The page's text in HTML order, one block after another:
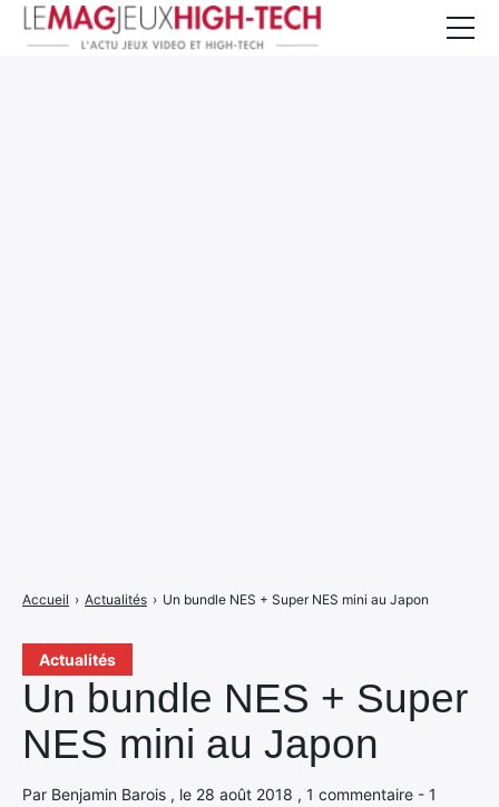
Actualités
Un bundle NES + Super
NES mini au Japon
Par Benjamin Barois , le 28 août 2018 , 1 commentaire - 1
Accueil › Actualités › Un bundle NES + Super NES mini au Japon